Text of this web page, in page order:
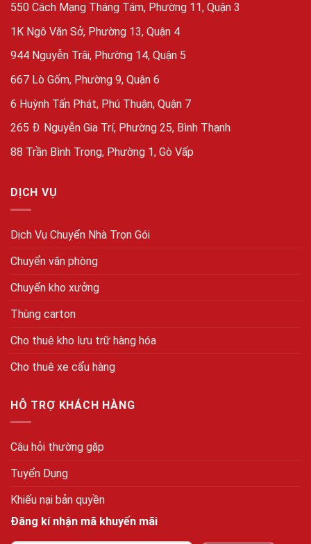
550 Cách Mạng Tháng Tám, Phường 11, Quận 3
1K Ngô Văn Sở, Phường 13, Quận 4
944 Nguyễn Trãi, Phường 14, Quận 5
667 Lò Gốm, Phường 9, Quận 6
6 Huỳnh Tấn Phát, Phú Thuận, Quận 7
265 Đ. Nguyễn Gia Trí, Phường 25, Bình Thạnh
88 Trần Bình Trọng, Phường 1, Gò Vấp
DỊCH VỤ
Dịch Vụ Chuyển Nhà Trọn Gói
Chuyển văn phòng
Chuyển kho xưởng
Thùng carton
Cho thuê kho lưu trữ hàng hóa
Cho thuê xe cẩu hàng
HỖ TRỢ KHÁCH HÀNG
Câu hỏi thường gặp
Tuyển Dụng
Khiếu nại bản quyền
Đăng kí nhận mã khuyến mãi